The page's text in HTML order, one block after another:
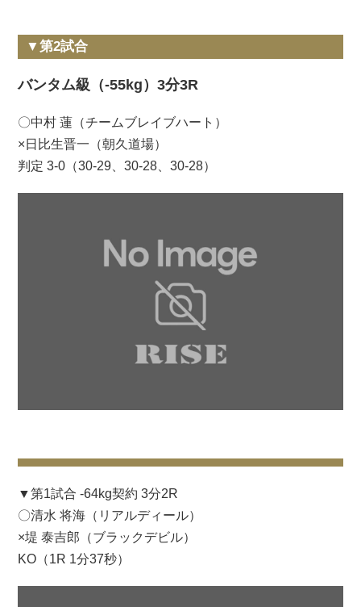
▼第2試合
バンタム級（-55kg）3分3R
〇中村 蓮（チームブレイブハート）
×日比生晋一（朝久道場）
判定 3-0（30-29、30-28、30-28）
▼第1試合 -64kg契約 3分2R
〇清水 将海（リアルディール）
×堤 泰吉郎（ブラックデビル）
KO（1R 1分37秒）